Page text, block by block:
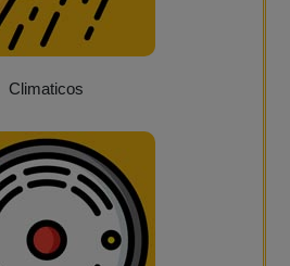
Climaticos